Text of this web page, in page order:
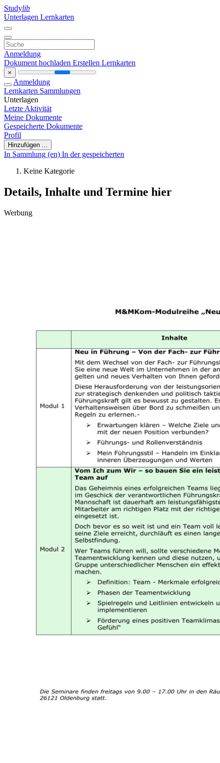
Studylib
Unterlagen Lernkarten
Anmeldung
Dokument hochladen Erstellen Lernkarten
×
Anmeldung
Lernkarten Sammlungen
Unterlagen
Letzte Aktivität
Meine Dokumente
Gespeicherte Dokumente
Profil
Hinzufügen ...
In Sammlung (en) In der gespeicherten
Keine Kategorie
Details, Inhalte und Termine hier
Werbung